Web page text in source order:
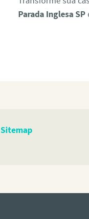
Parada Inglesa SP
Sitemap